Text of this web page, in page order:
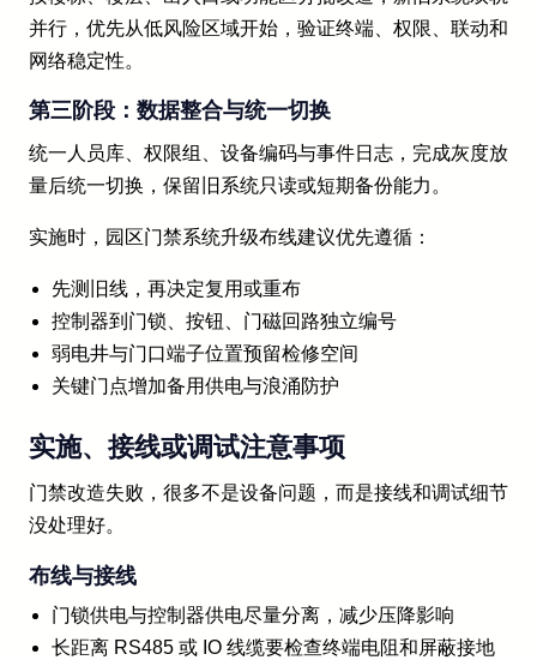
并行，优先从低风险区域开始，验证终端、权限、联动和
网络稳定性。
第三阶段：数据整合与统一切换
统一人员库、权限组、设备编码与事件日志，完成灰度放
量后统一切换，保留旧系统只读或短期备份能力。
实施时，园区门禁系统升级布线建议优先遵循：
先测旧线，再决定复用或重布
控制器到门锁、按钮、门磁回路独立编号
弱电井与门口端子位置预留检修空间
关键门点增加备用供电与浪涌防护
实施、接线或调试注意事项
门禁改造失败，很多不是设备问题，而是接线和调试细节
没处理好。
布线与接线
门锁供电与控制器供电尽量分离，减少压降影响
长距离 RS485 或 IO 线缆要检查终端电阻和屏蔽接地